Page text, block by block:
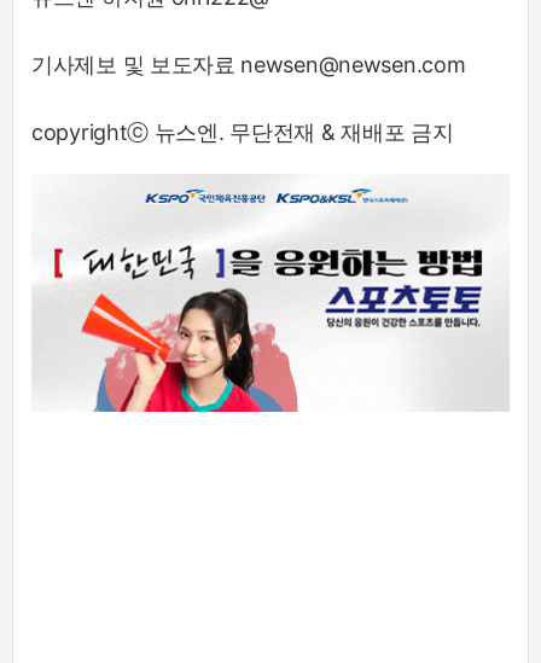
기사제보 및 보도자료 newsen@newsen.com
copyrightⓒ 뉴스엔. 무단전재 & 재배포 금지